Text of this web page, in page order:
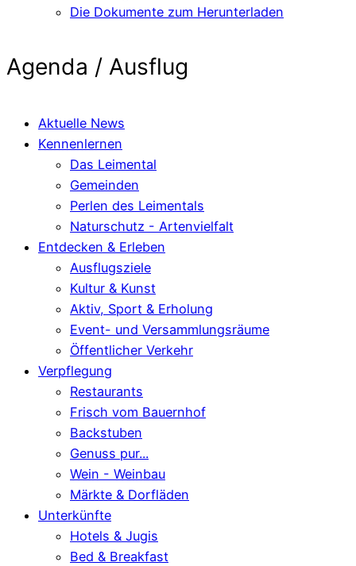
Die Dokumente zum Herunterladen
Agenda / Ausflug
Aktuelle News
Kennenlernen
Das Leimental
Gemeinden
Perlen des Leimentals
Naturschutz - Artenvielfalt
Entdecken & Erleben
Ausflugsziele
Kultur & Kunst
Aktiv, Sport & Erholung
Event- und Versammlungsräume
Öffentlicher Verkehr
Verpflegung
Restaurants
Frisch vom Bauernhof
Backstuben
Genuss pur...
Wein - Weinbau
Märkte & Dorfläden
Unterkünfte
Hotels & Jugis
Bed & Breakfast